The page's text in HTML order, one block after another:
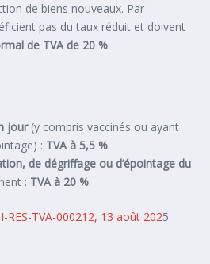
de biens nouveaux. Par
pas du taux réduit et doivent
de TVA de 20 %.
jour(y compris vaccinés ou ayant
: TVA à 5,5 %.
de dégriffage ou d’épointage du
: TVA à 20 %.
RES-TVA-000212, 13 août 2025